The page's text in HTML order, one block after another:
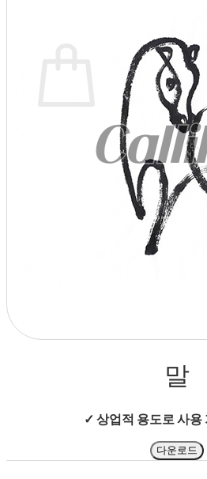
장바구니에 상품이 없습니다.
상점으로 돌아가기
말
✓ 상업적 용도로 사용
다운로드